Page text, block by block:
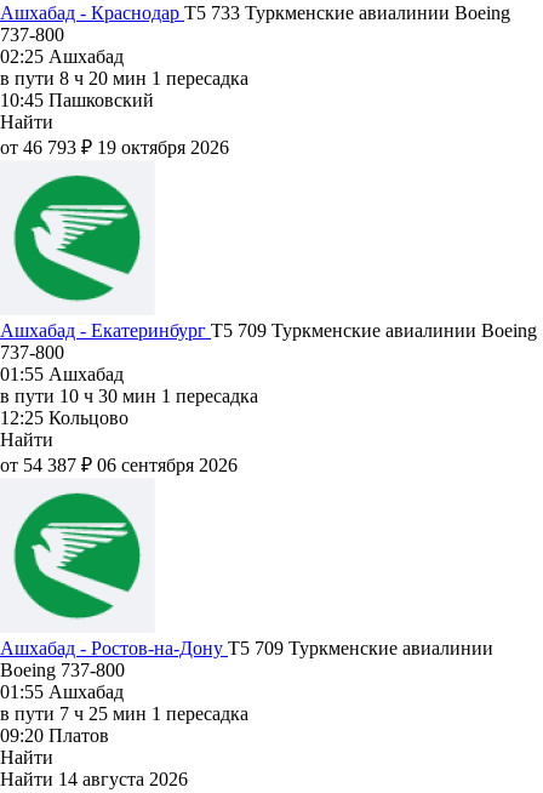
Ашхабад - Краснодар T5 733 Туркменские авиалинии Boeing
737-800
02:25 Ашхабад
в пути 8 ч 20 мин 1 пересадка
10:45 Пашковский
Найти
от 46 793 ₽ 19 октября 2026
Ашхабад - Екатеринбург T5 709 Туркменские авиалинии Boeing
737-800
01:55 Ашхабад
в пути 10 ч 30 мин 1 пересадка
12:25 Кольцово
Найти
от 54 387 ₽ 06 сентября 2026
Ашхабад - Ростов-на-Дону T5 709 Туркменские авиалинии
Boeing 737-800
01:55 Ашхабад
в пути 7 ч 25 мин 1 пересадка
09:20 Платов
Найти
Найти 14 августа 2026